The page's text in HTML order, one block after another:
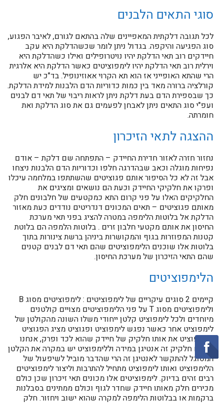
סוגי התאים הלבנים
לכל תגובה דלקתית המאפיינים שלה בהתאם לגורם, לאיבר הפגוע,
סוג הפגיעה והיקפה. בגדול ניתן לומר שכשהדלקת היא עקב
חיידקים רוב תאי הדלקת יהיו נויטרופילים ואילו כשהדלקת היא
וירלית רוב תאי הדלקת יהיו לימפוציטים כאשר הדלקת היא אלרגית
הרי שהתא האופייני אז הוא תא הקרוי אאוזינופיל. בד"כ יש
קורלציה ברורה מאד בין כמות כדוריות הדם הלבנות למידת הדלקת.
כך שבספירת הדם בעת דלקת ניתן לראות ריבוי של תאי דם לבנים
ועפ"י סוג התאים ניתן לאבחן לפעמים גם את סוג הדלקת ואת
חומרתה.
ההצגה לתאי הזיכרון
נחזור חזרה לאזור חדירת החיידק – התפתחה שם דלקת – אודם
נפיחות מוגלה וכאב שבהדרגה חלפו וכדוריות הדם הלבנות ניצחו
אבל זה לא כל הסיפור אותם פגוציטים שהשתתפו במלחמה עיכלו
ופרקו את חלקיקי החיידק וכעת הם נושאים ומציגים את
החלקיקים האלו על פני קרום התא כמקטעים של חלבונים חלק
מאותם פגוציטים – תאים המכונים דנדריטים נודדים כעת מאזור
הדלקת אל בלוטות הלימפה במטרה להציג בפני תאי מערכת
החיסון את אותם מקטעי חלבון זרים . בלוטות הלמפה הם בלוטת
קטנות המפוזרות בגוף והמקושרות ביניהן ברשת צינורות בתוך
בלוטות אלו שוכנים הלימפוציטים שהם תאי דם לבנים קטנים
שהם התאי הזיכרון של מערכת החיסון.
הלימפוציטים
קיימים 2 סוגים עיקריים של לימפוציטים : לימפוציטים מסוג B
ולימפוציטים מסוג T על פני הלימפוציטים מצויים קולטנים
מיוחדים ולכל לימפוציט קלטן ייחודי משלו השונה מהקולטן של
לימפוציט אחר כאשר נפגש לימפוציט ופגוציט מציג הפגוציט
ללימפוציט את אותו חלקיק של חיידק שהוא לכד ופרק, אנחנו
מכנים חלקיק זה אנטיגן במידה וללימפוציט יש במקרה את הקלטן
המסוגל להתקשר לאנטיגן זה הרי שהדבר מוביל לשיפעול של
הלימפוציט ואותו לימפוציט מתחיל להתרבות וליצור לימפוציטים
רבים זהים בדיוק. לימפוציטים אלו מכונים תאי זיכרון שכן כולם
מכירים חלק מאותו חיידק שחדר לגוף וכולם ממתינים בסבלנות
ברקמות או בבלוטות הלימפה למקרה שהוא ישוב ויחזור. חלק